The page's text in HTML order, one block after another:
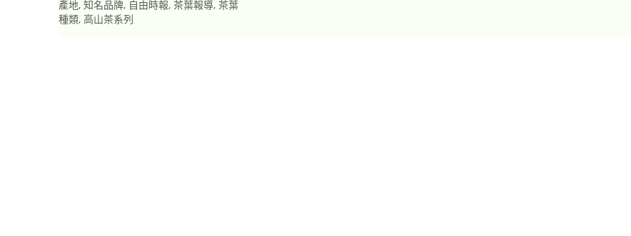
產地, 知名品牌, 自由時報, 茶葉報導, 茶葉
種類, 高山茶系列